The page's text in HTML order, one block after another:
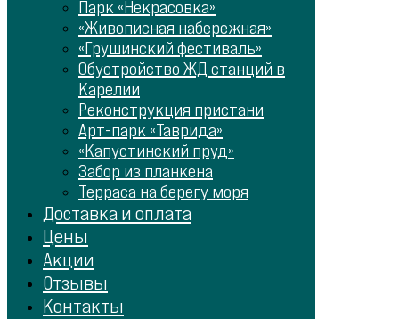
Парк «Некрасовка»
«Живописная набережная»
«Грушинский фестиваль»
Обустройство ЖД станций в
Карелии
Реконструкция пристани
Арт-парк «Таврида»
«Капустинский пруд»
Забор из планкена
Терраса на берегу моря
Доставка и оплата
Цены
Акции
Отзывы
Контакты